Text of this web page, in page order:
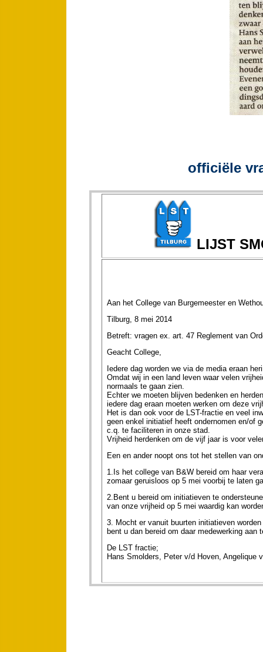
officiële
LIJST
Aan het College van Burgemeester en
Tilburg, 8 mei 2014
Betreft: vragen ex. art. 47 Reglement van
Geacht College,
Iedere dag worden we via de media eraan
Omdat wij in een land leven waar velen
normaals te gaan zien.
Echter we moeten blijven bedenken en
iedere dag eraan moeten werken om deze
Het is dan ook voor de LST-fractie en veel
geen enkel initiatief heeft ondernomen en/of
c.q. te faciliteren in onze stad.
Vrijheid herdenken om de vijf jaar is voor
Een en ander noopt ons tot het stellen van
1.Is het college van B&W bereid om haar
zomaar geruisloos op 5 mei voorbij te laten
2.Bent u bereid om initiatieven te
van onze vrijheid op 5 mei waardig kan
3. Mocht er vanuit buurten initiatieven
bent u dan bereid om daar medewerking aan
De LST fractie;
Hans Smolders, Peter v/d Hoven, Angelique